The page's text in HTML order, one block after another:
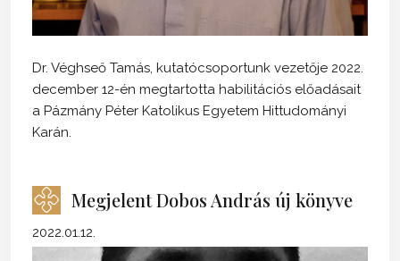
Dr. Véghseő Tamás, kutatócsoportunk vezetője 2022.
december 12-én megtartotta habilitációs előadásait
a Pázmány Péter Katolikus Egyetem Hittudományi
Karán.
Megjelent Dobos András új könyve
2022.01.12.